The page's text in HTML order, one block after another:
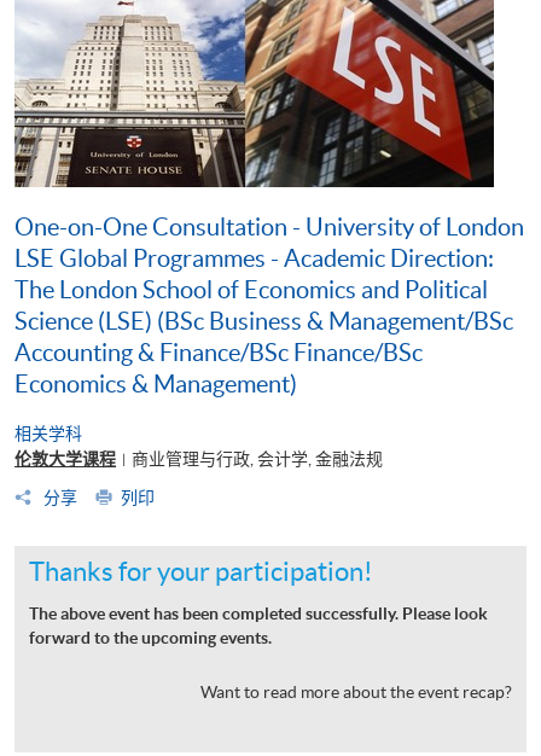
One-on-One Consultation - University of London
LSE Global Programmes - Academic Direction:
The London School of Economics and Political
Science (LSE) (BSc Business & Management/BSc
Accounting & Finance/BSc Finance/BSc
Economics & Management)
相关学科
伦敦大学课程 | 商业管理与行政, 会计学, 金融法规
分享
列印
Thanks for your participation!
The above event has been completed successfully. Please look
forward to the upcoming events.
Want to read more about the event recap?